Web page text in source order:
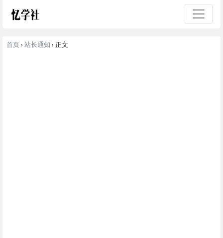
首页 › 站长通知 › 正文